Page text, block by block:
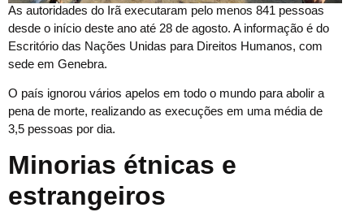
As autoridades do Irã executaram pelo menos 841 pessoas
desde o início deste ano até 28 de agosto. A informação é do
Escritório das Nações Unidas para Direitos Humanos, com
sede em Genebra.
O país ignorou vários apelos em todo o mundo para abolir a
pena de morte, realizando as execuções em uma média de
3,5 pessoas por dia.
Minorias étnicas e
estrangeiros